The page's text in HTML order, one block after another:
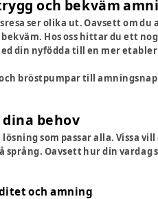
och bekväm
ser olika ut. Oavsett om
Hos oss hittar du ett
din nyfödda till en mer
bröstpumpar till
behov
som passar alla. Vissa
Oavsett hur din
och amning